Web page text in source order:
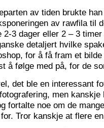
av tiden brukte
av rawfila til
2-3 dager eller 2 – 3
detaljert hvilke
for å få fram et
å følge med på, for de
det ble en interessant
men
fortalte noe om de
Tror kanskje at flere